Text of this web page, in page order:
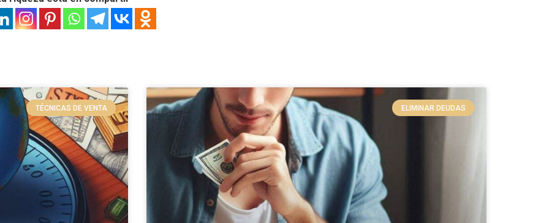
TÉCNICAS DE VENTA ELIMINAR DEUDAS